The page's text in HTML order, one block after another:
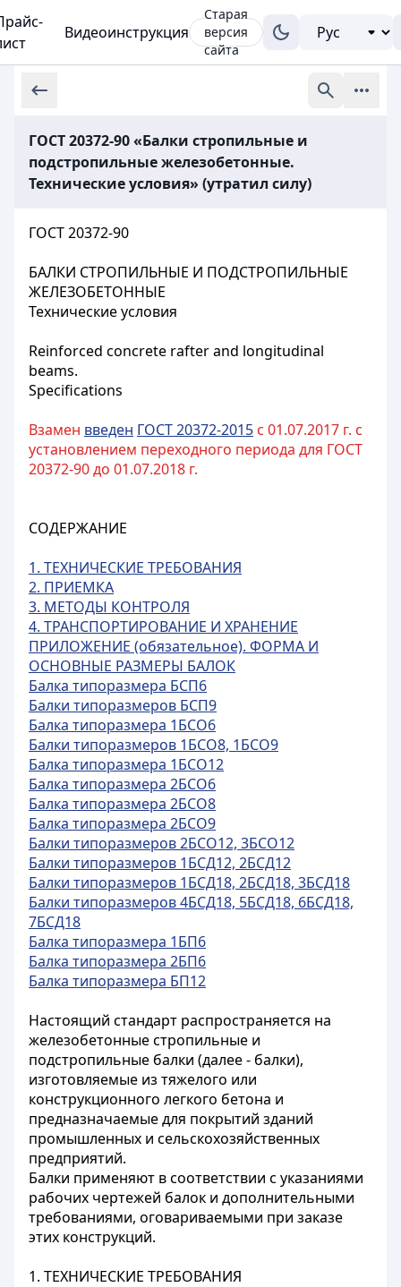
Видеоинструкция
Старая
версия
сайта
ГОСТ 20372-90 «Балки стропильные и
подстропильные железобетонные.
Технические условия» (утратил силу)
ГОСТ 20372-90
БАЛКИ СТРОПИЛЬНЫЕ И ПОДСТРОПИЛЬНЫЕ
ЖЕЛЕЗОБЕТОННЫЕ
Технические условия
Reinforced concrete rafter and longitudinal
beams.
Specifications
Взамен введен ГОСТ 20372-2015 с 01.07.2017 г. с
установлением переходного периода для ГОСТ
20372-90 до 01.07.2018 г.
СОДЕРЖАНИЕ
1. ТЕХНИЧЕСКИЕ ТРЕБОВАНИЯ
2. ПРИЕМКА
3. МЕТОДЫ КОНТРОЛЯ
4. ТРАНСПОРТИРОВАНИЕ И ХРАНЕНИЕ
ПРИЛОЖЕНИЕ (обязательное). ФОРМА И
ОСНОВНЫЕ РАЗМЕРЫ БАЛОК
Балка типоразмера БСП6
Балки типоразмеров БСП9
Балка типоразмера 1БСО6
Балки типоразмеров 1БСО8, 1БСО9
Балка типоразмера 1БСО12
Балка типоразмера 2БСО6
Балка типоразмера 2БСО8
Балка типоразмера 2БСО9
Балки типоразмеров 2БСО12, 3БСО12
Балки типоразмеров 1БСД12, 2БСД12
Балки типоразмеров 1БСД18, 2БСД18, 3БСД18
Балки типоразмеров 4БСД18, 5БСД18, 6БСД18,
7БСД18
Балка типоразмера 1БП6
Балка типоразмера 2БП6
Балка типоразмера БП12
Настоящий стандарт распространяется на
железобетонные стропильные и
подстропильные балки (далее - балки),
изготовляемые из тяжелого или
конструкционного легкого бетона и
предназначаемые для покрытий зданий
промышленных и сельскохозяйственных
предприятий.
Балки применяют в соответствии с указаниями
рабочих чертежей балок и дополнительными
требованиями, оговариваемыми при заказе
этих конструкций.
1. ТЕХНИЧЕСКИЕ ТРЕБОВАНИЯ